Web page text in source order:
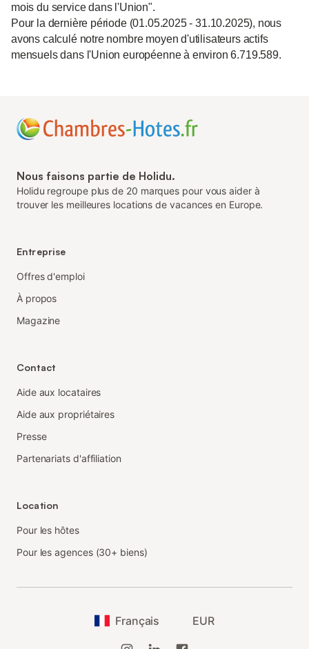
mois du service dans l'Union".
Pour la dernière période (01.05.2025 - 31.10.2025), nous
avons calculé notre nombre moyen d'utilisateurs actifs
mensuels dans l'Union européenne à environ 6.719.589.
Nous faisons partie de Holidu.
Holidu regroupe plus de 20 marques pour vous aider à
trouver les meilleures locations de vacances en Europe.
Entreprise
Offres d'emploi
À propos
Magazine
Contact
Aide aux locataires
Aide aux propriétaires
Presse
Partenariats d'affiliation
Location
Pour les hôtes
Pour les agences (30+ biens)
Français EUR